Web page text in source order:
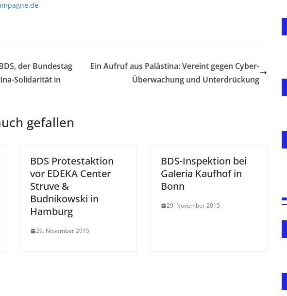
der Bundestag
Solidarität in
Ein Aufruf aus Palästina: Vereint gegen Cyber-
Überwachung und Unterdrückung
gefallen
BDS Protestaktion
vor EDEKA Center
Struve &
Budnikowski in
Hamburg
29. November 2015
BDS-Inspektion bei
Galeria Kaufhof in
Bonn
29. November 2015